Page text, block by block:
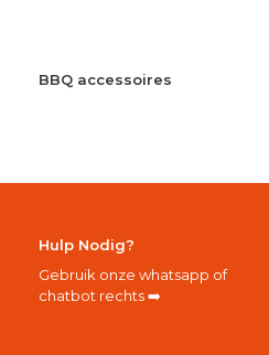
BBQ accessoires
Hulp Nodig?
Gebruik onze whatsapp of
chatbot rechts ➡️